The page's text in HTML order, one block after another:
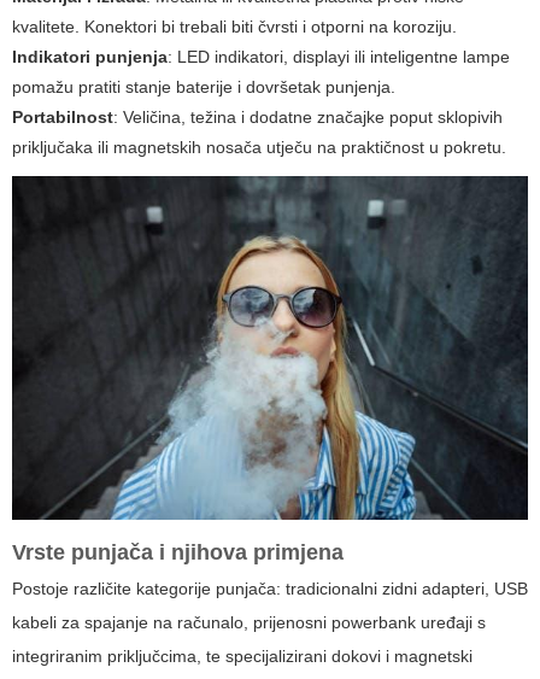
kvalitete. Konektori bi trebali biti čvrsti i otporni na koroziju.
Indikatori punjenja: LED indikatori, displayi ili inteligentne lampe
pomažu pratiti stanje baterije i dovršetak punjenja.
Portabilnost: Veličina, težina i dodatne značajke poput sklopivih
priključaka ili magnetskih nosača utječu na praktičnost u pokretu.
Vrste punjača i njihova primjena
Postoje različite kategorije punjača: tradicionalni zidni adapteri, USB
kabeli za spajanje na računalo, prijenosni powerbank uređaji s
integriranim priključcima, te specijalizirani dokovi i magnetski